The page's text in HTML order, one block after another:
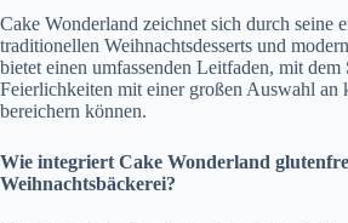
Cake Wonderland zeichnet sich durch seine
traditionellen Weihnachtsdesserts und
bietet einen umfassenden Leitfaden, mit dem
Feierlichkeiten mit einer großen Auswahl an
bereichern können.
Wie integriert Cake Wonderland
Weihnachtsbäckerei?